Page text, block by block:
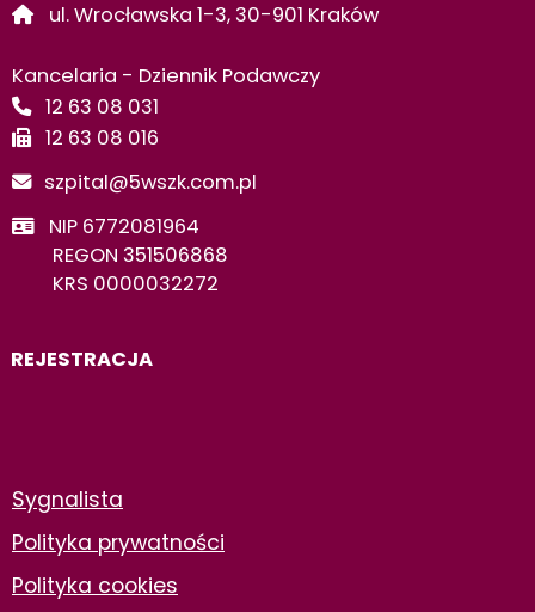
ul. Wrocławska 1-3, 30-901 Kraków
Kancelaria - Dziennik Podawczy
12 63 08 031
12 63 08 016
szpital@5wszk.com.pl
NIP 6772081964
REGON 351506868
KRS 0000032272
REJESTRACJA
STOPKA
Sygnalista
Polityka prywatności
Polityka cookies